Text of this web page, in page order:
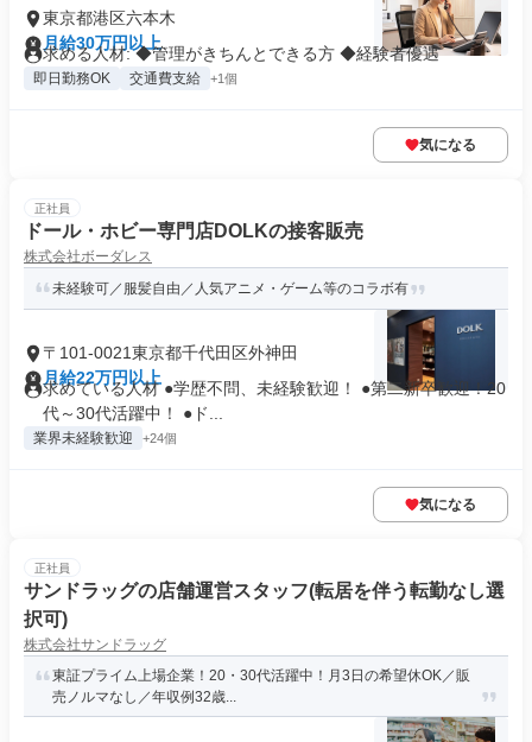
東京都港区六本木
月給30万円以上
求める人材: ◆管理がきちんとできる方 ◆経験者優遇
即日勤務OK 交通費支給 +1個
気になる
正社員
ドール・ホビー専門店DOLKの接客販売
株式会社ボーダレス
未経験可／服髪自由／人気アニメ・ゲーム等のコラボ有
〒101-0021東京都千代田区外神田
月給22万円以上
求めている人材 ●学歴不問、未経験歓迎！ ●第二新卒歓迎！20
代～30代活躍中！ ●ド...
業界未経験歓迎 +24個
気になる
正社員
サンドラッグの店舗運営スタッフ(転居を伴う転勤なし選
択可)
株式会社サンドラッグ
東証プライム上場企業！20・30代活躍中！月3日の希望休OK／販
売ノルマなし／年収例32歳...